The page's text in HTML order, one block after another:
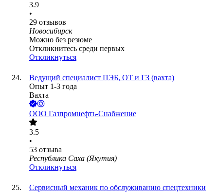
3.9
•
29 отзывов
Новосибирск
Можно без резюме
Откликнитесь среди первых
Откликнуться
Ведущий специалист ПЭБ, ОТ и ГЗ (вахта)
Опыт 1-3 года
Вахта
ООО Газпромнефть-Снабжение
3.5
•
53 отзыва
Республика Саха (Якутия)
Откликнуться
Сервисный механик по обслуживанию спецтехники